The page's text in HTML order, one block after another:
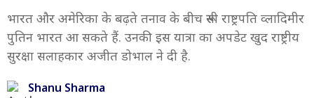
भारत और अमेरिका के बढ़ते तनाव के बीच रूसी राष्ट्रपति व्लादिमीर
पुतिन भारत आ सकते हैं. उनकी इस यात्रा का अपडेट खुद राष्ट्रीय
सुरक्षा सलाहकार अजीत डोभाल ने दी है.
Shanu Sharma